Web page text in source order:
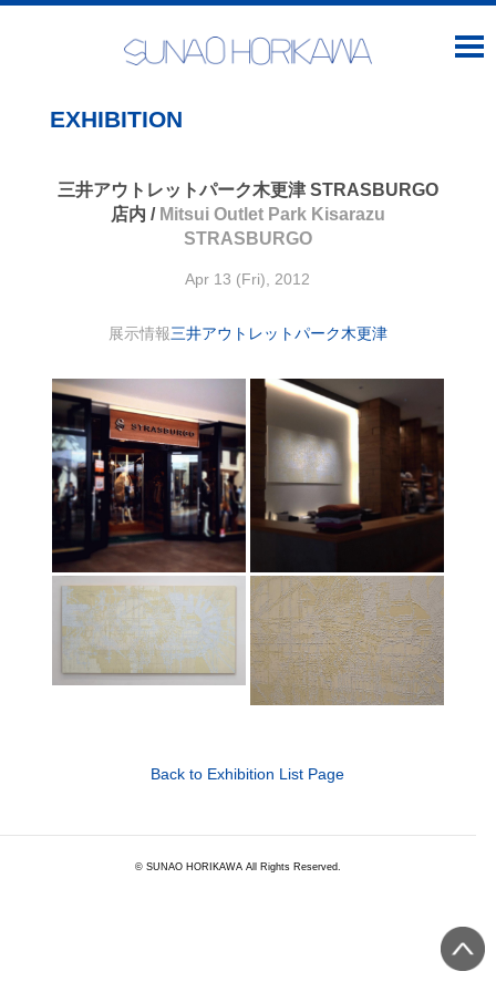
EXHIBITION
三井アウトレットパーク木更津 STRASBURGO
店内 / Mitsui Outlet Park Kisarazu
STRASBURGO
Apr 13 (Fri), 2012
展示情報三井アウトレットパーク木更津
Back to Exhibition List Page
© SUNAO HORIKAWA All Rights Reserved.